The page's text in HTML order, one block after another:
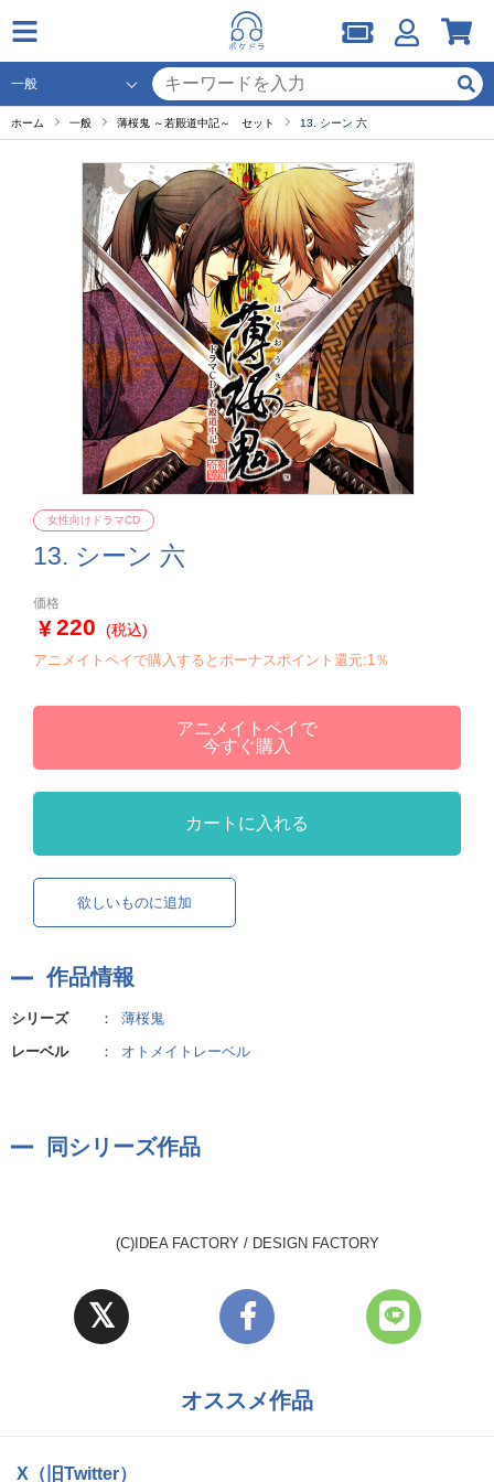
ホーム 一般 薄桜鬼 ～若殿道中記～ セット 13. シーン 六
13. シーン 六
女性向けドラマCD
価格
220 (税込)
アニメイトペイで購入するとボーナスポイント還元:1％
アニメイトペイで
今すぐ購入
カートに入れる
欲しいものに追加
作品情報
シリーズ ：
薄桜鬼
レーベル
： オトメイトレーベル
同シリーズ作品
(C)IDEA FACTORY / DESIGN FACTORY
オススメ作品
X（旧Twitter）